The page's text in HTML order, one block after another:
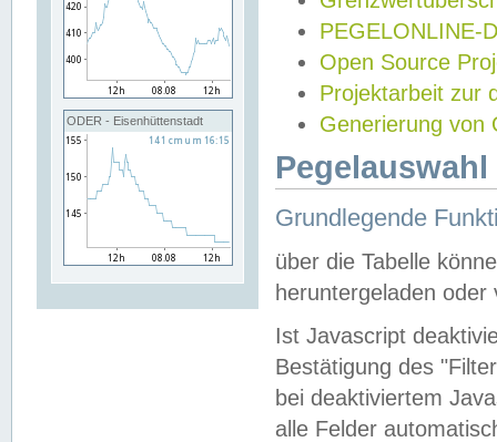
ODER - Eisenhüttenstadt
PEGELONLINE-
Open Source
Projektarbeit zur
Generierung von
Grundlegende
über die Tabelle
heruntergeladen oder
Ist Javascript
Bestätigung des
bei deaktiviertem
alle Felder